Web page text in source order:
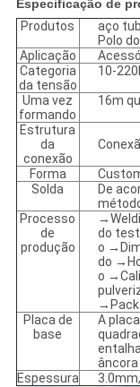
Especificação de
Produtos
aço
Polo
Aplicação
Categoria
da tensão
10-
Uma vez
formando
16m
Estrutura
da
conexão
Forma
Solda
De
Processo
de
produção
do
o
do
o
Placa de
base
A
Espessura